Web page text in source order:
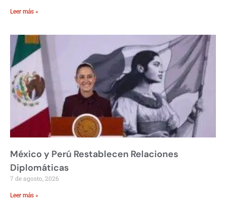
Leer más »
México y Perú Restablecen Relaciones
Diplomáticas
7 de agosto, 2026
Leer más »